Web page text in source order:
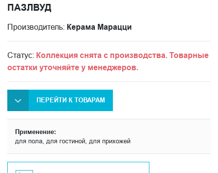
ПАЗЛВУД
Производитель: Керама Марацци
Статус: Коллекция снята с производства. Товарные
остатки уточняйте у менеджеров.
ПЕРЕЙТИ К ТОВАРАМ
Применение:
для пола, для гостиной, для прихожей